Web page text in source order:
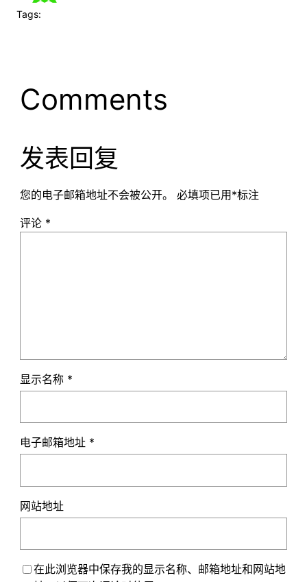
Tags:
Comments
发表回复
您的电子邮箱地址不会被公开。 必填项已用*标注
评论 *
显示名称 *
电子邮箱地址 *
网站地址
在此浏览器中保存我的显示名称、邮箱地址和网站地